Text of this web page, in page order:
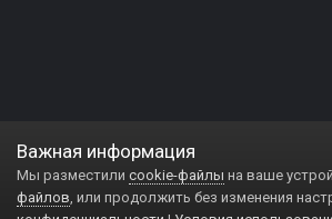
Важная информация
Мы разместили cookie-файлы на ваше
файлов, или продолжить без изменения